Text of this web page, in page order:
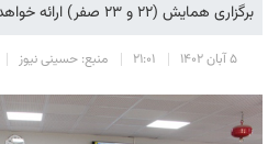
برگزاری همایش (۲۲ و ۲۳ صفر) ارائه خواهد گردید.
۵ آبان ۱۴۰۲ ۲۱:۰۱ منبع: حسینی نیوز